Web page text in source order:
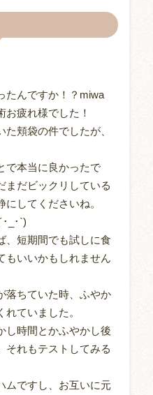
たんですか！？miwa
お疲れ様でした！
頬袋の件でしたが、
で本当に良かったで
だビックリしている
してくださいね。
_･`)
、短期間でも試しに食
もいいかもしれません
落ちていた時、ふやか
ていました。
し時間とかふやかし後
それもテストしてみる
ムですし、お互いに元